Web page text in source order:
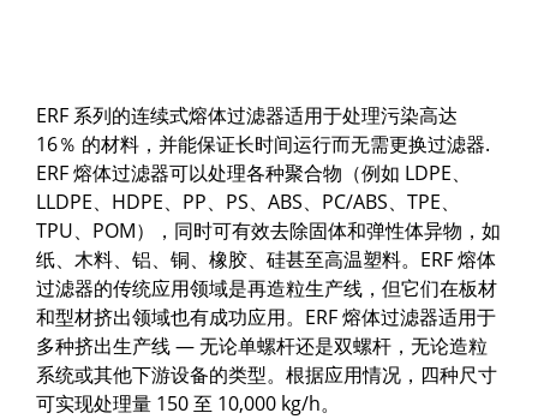
ERF 系列的连续式熔体过滤器适用于处理污染高达
16％ 的材料，并能保证长时间运行而无需更换过滤器.
ERF 熔体过滤器可以处理各种聚合物（例如 LDPE、
LLDPE、HDPE、PP、PS、ABS、PC/ABS、TPE、
TPU、POM），同时可有效去除固体和弹性体异物，如
纸、木料、铝、铜、橡胶、硅甚至高温塑料。ERF 熔体
过滤器的传统应用领域是再造粒生产线，但它们在板材
和型材挤出领域也有成功应用。ERF 熔体过滤器适用于
多种挤出生产线 — 无论单螺杆还是双螺杆，无论造粒
系统或其他下游设备的类型。根据应用情况，四种尺寸
可实现处理量 150 至 10,000 kg/h。